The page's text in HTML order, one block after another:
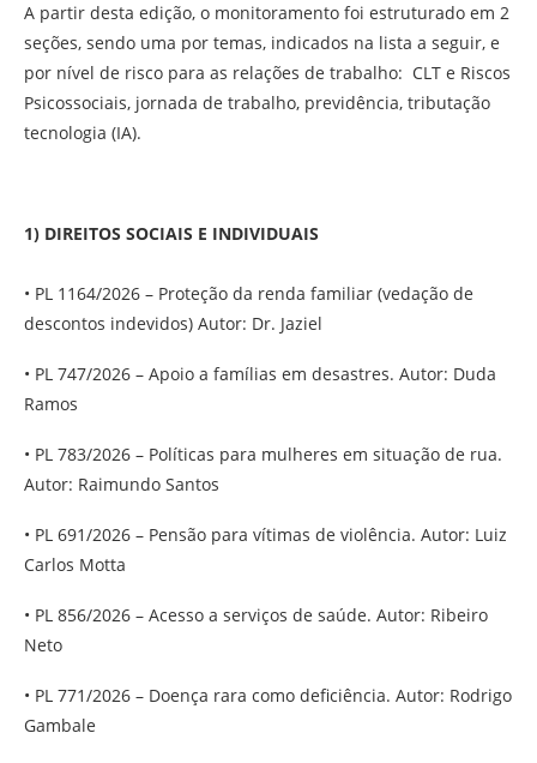
A partir desta edição, o monitoramento foi estruturado em 2
seções, sendo uma por temas, indicados na lista a seguir, e
por nível de risco para as relações de trabalho: CLT e Riscos
Psicossociais, jornada de trabalho, previdência, tributação
tecnologia (IA).
1) DIREITOS SOCIAIS E INDIVIDUAIS
• PL 1164/2026 – Proteção da renda familiar (vedação de
descontos indevidos) Autor: Dr. Jaziel
• PL 747/2026 – Apoio a famílias em desastres. Autor: Duda
Ramos
• PL 783/2026 – Políticas para mulheres em situação de rua.
Autor: Raimundo Santos
• PL 691/2026 – Pensão para vítimas de violência. Autor: Luiz
Carlos Motta
• PL 856/2026 – Acesso a serviços de saúde. Autor: Ribeiro
Neto
• PL 771/2026 – Doença rara como deficiência. Autor: Rodrigo
Gambale